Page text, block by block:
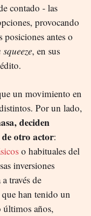
contado - las
provocando
posiciones antes o
, en sus
un movimiento en
Por un lado,
deciden
otro actor:
o habituales del
inversiones
través de
han tenido un
últimos años,